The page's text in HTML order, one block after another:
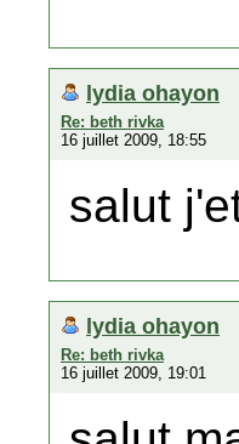
lydia ohayon
Re: beth rivka
16 juillet 2009, 18:55
salut
lydia ohayon
Re: beth rivka
16 juillet 2009, 19:01